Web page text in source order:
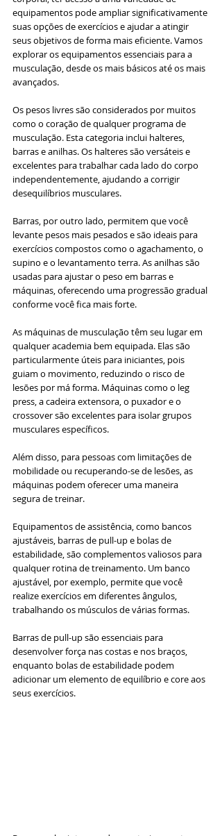
equipamentos pode ampliar significativamente
suas opções de exercícios e ajudar a atingir
seus objetivos de forma mais eficiente. Vamos
explorar os equipamentos essenciais para a
musculação, desde os mais básicos até os mais
avançados.
Os pesos livres são considerados por muitos
como o coração de qualquer programa de
musculação. Esta categoria inclui halteres,
barras e anilhas. Os halteres são versáteis e
excelentes para trabalhar cada lado do corpo
independentemente, ajudando a corrigir
desequilíbrios musculares.
Barras, por outro lado, permitem que você
levante pesos mais pesados e são ideais para
exercícios compostos como o agachamento, o
supino e o levantamento terra. As anilhas são
usadas para ajustar o peso em barras e
máquinas, oferecendo uma progressão gradual
conforme você fica mais forte.
As máquinas de musculação têm seu lugar em
qualquer academia bem equipada. Elas são
particularmente úteis para iniciantes, pois
guiam o movimento, reduzindo o risco de
lesões por má forma. Máquinas como o leg
press, a cadeira extensora, o puxador e o
crossover são excelentes para isolar grupos
musculares específicos.
Além disso, para pessoas com limitações de
mobilidade ou recuperando-se de lesões, as
máquinas podem oferecer uma maneira
segura de treinar.
Equipamentos de assistência, como bancos
ajustáveis, barras de pull-up e bolas de
estabilidade, são complementos valiosos para
qualquer rotina de treinamento. Um banco
ajustável, por exemplo, permite que você
realize exercícios em diferentes ângulos,
trabalhando os músculos de várias formas.
Barras de pull-up são essenciais para
desenvolver força nas costas e nos braços,
enquanto bolas de estabilidade podem
adicionar um elemento de equilíbrio e core aos
seus exercícios.